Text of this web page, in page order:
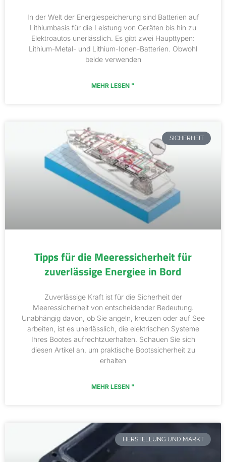
In der Welt der Energiespeicherung sind Batterien auf
Lithiumbasis für die Leistung von Geräten bis hin zu
Elektroautos unerlässlich. Es gibt zwei Haupttypen:
Lithium-Metal- und Lithium-Ionen-Batterien. Obwohl
beide verwenden
MEHR LESEN "
SICHERHEIT
Tipps für die Meeressicherheit für
zuverlässige Energiee in Bord
Zuverlässige Kraft ist für die Sicherheit der
Meeressicherheit von entscheidender Bedeutung.
Unabhängig davon, ob Sie angeln, kreuzen oder auf See
arbeiten, ist es unerlässlich, die elektrischen Systeme
Ihres Bootes aufrechtzuerhalten. Schauen Sie sich
diesen Artikel an, um praktische Bootssicherheit zu
erhalten
MEHR LESEN "
HERSTELLUNG UND MARKT